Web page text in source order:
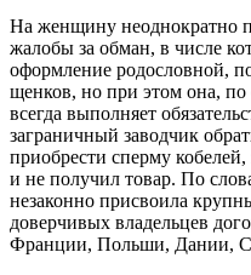
На женщину неоднократно
жалобы за обман, в числе
оформление родословной,
щенков, но при этом она, по
всегда выполняет
заграничный заводчик
приобрести сперму кобелей,
и не получил товар. По
незаконно присвоила
доверчивых владельцев
Франции, Польши, Дании,